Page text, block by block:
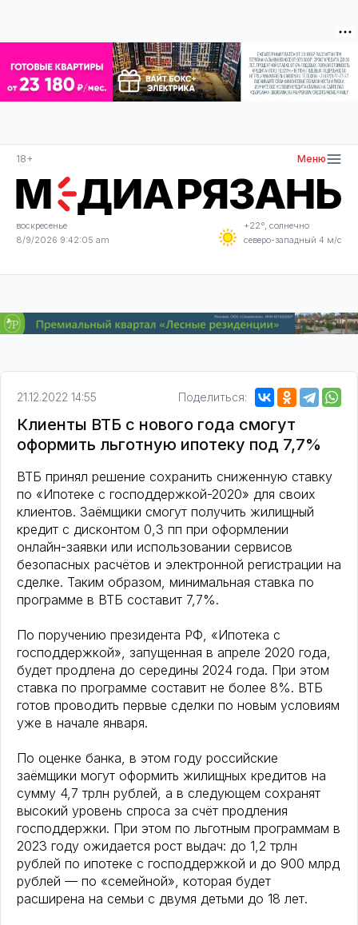
18+ Меню
воскресенье
8/9/2026 9:42:05 am
+22°, солнечно
северо-западный 4 м/с
21.12.2022 14:55 Поделиться:
Клиенты ВТБ с нового года смогут
оформить льготную ипотеку под 7,7%
ВТБ принял решение сохранить сниженную ставку
по «Ипотеке с господдержкой-2020» для своих
клиентов. Заёмщики смогут получить жилищный
кредит с дисконтом 0,3 пп при оформлении
онлайн-заявки или использовании сервисов
безопасных расчётов и электронной регистрации на
сделке. Таким образом, минимальная ставка по
программе в ВТБ составит 7,7%.
По поручению президента РФ, «Ипотека с
господдержкой», запущенная в апреле 2020 года,
будет продлена до середины 2024 года. При этом
ставка по программе составит не более 8%. ВТБ
готов проводить первые сделки по новым условиям
уже в начале января.
По оценке банка, в этом году российские
заёмщики могут оформить жилищных кредитов на
сумму 4,7 трлн рублей, а в следующем сохранят
высокий уровень спроса за счёт продления
господдержки. При этом по льготным программам в
2023 году ожидается рост выдач: до 1,2 трлн
рублей по ипотеке с господдержкой и до 900 млрд
рублей — по «семейной», которая будет
расширена на семьи с двумя детьми до 18 лет.